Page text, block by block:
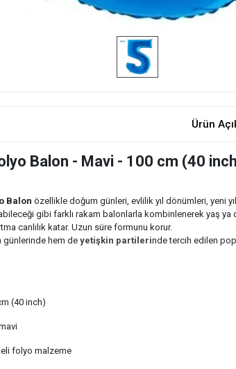
Ürün
Balon - Mavi - 100 cm (40
Balon özellikle doğum günleri, evlilik yıl dönümleri, yeni
gibi farklı rakam balonlarla kombinlenerek yaş ya
canlılık katar. Uzun süre formunu korur.
hem de yetişkin partilerinde tercih edilen
(40 inch)
folyo malzeme